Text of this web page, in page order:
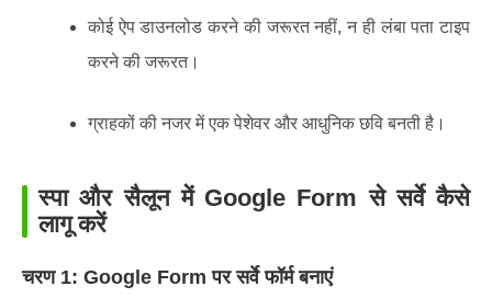
कोई ऐप डाउनलोड करने की जरूरत नहीं, न ही लंबा पता टाइप
करने की जरूरत।
ग्राहकों की नजर में एक पेशेवर और आधुनिक छवि बनती है।
स्पा और सैलून में Google Form से सर्वे कैसे
लागू करें
चरण 1: Google Form पर सर्वे फॉर्म बनाएं